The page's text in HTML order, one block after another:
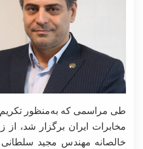
طی مراسمی که به‌منظور
مخابرات ایران برگزار شد،
خالصانه مهندس مجید